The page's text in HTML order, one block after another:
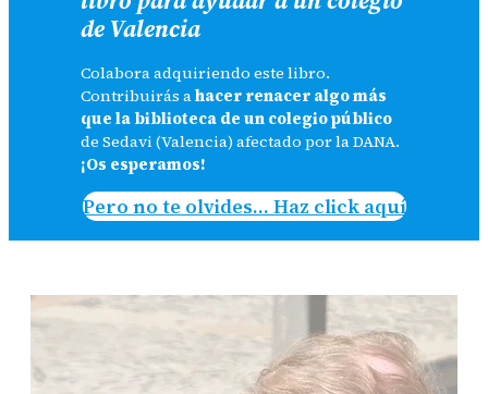
de Valencia
Colabora adquiriendo este libro.
Contribuirás ahacer renacer algo más
que la biblioteca de un colegio público
de Sedavi (Valencia) afectado por la DANA.
¡Os esperamos!
Pero no te olvides… Haz click aquí